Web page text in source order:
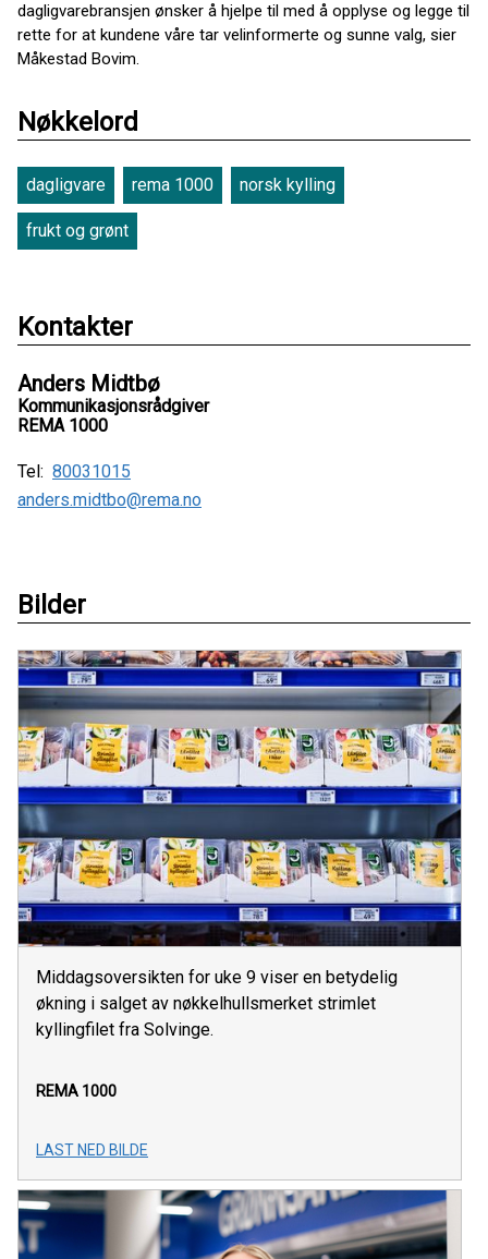
dagligvarebransjen ønsker å hjelpe til med å opplyse og legge til
rette for at kundene våre tar velinformerte og sunne valg, sier
Måkestad Bovim.
Nøkkelord
dagligvare rema 1000 norsk kylling
frukt og grønt
Kontakter
Anders Midtbø
Kommunikasjonsrådgiver
REMA 1000
Tel: 80031015
anders.midtbo@rema.no
Bilder
Middagsoversikten for uke 9 viser en betydelig
økning i salget av nøkkelhullsmerket strimlet
kyllingfilet fra Solvinge.
REMA 1000
LAST NED BILDE